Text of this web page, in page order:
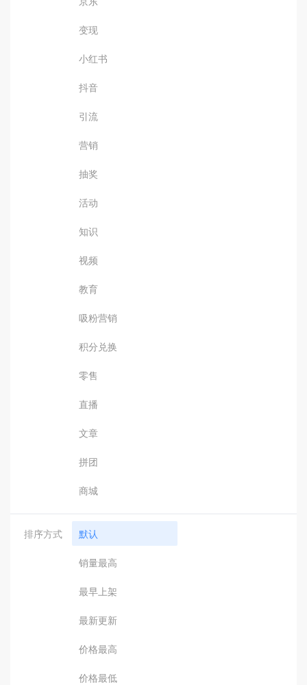
变现
小红书
抖音
引流
营销
抽奖
活动
知识
视频
教育
吸粉营销
积分兑换
零售
直播
文章
拼团
商城
排序方式 默认
销量最高
最早上架
最新更新
价格最高
价格最低